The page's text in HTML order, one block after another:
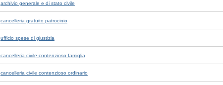
archivio generale e di stato civile
cancelleria gratuito patrocinio
ufficio spese di giustizia
cancelleria civile contenzioso famiglia
cancelleria civile contenzioso ordinario